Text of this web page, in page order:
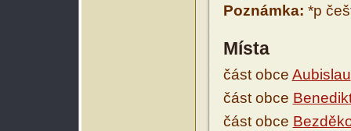
Poznámka: *p
Místa
část obce Aubislau
část obce
část obce